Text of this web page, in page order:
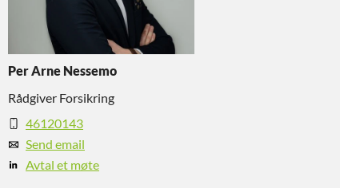
Per Arne Nessemo
Rådgiver Forsikring
46120143
Send email
Avtal et møte